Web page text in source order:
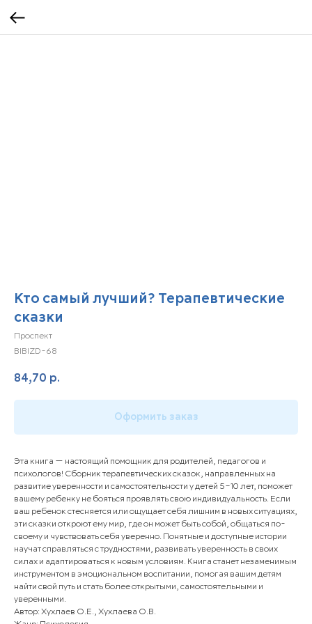
Кто самый лучший? Терапевтические
сказки
Проспект
BIBIZD-68
84,70 р.
Оформить заказ
Эта книга — настоящий помощник для родителей, педагогов и
психологов! Сборник терапевтических сказок, направленных на
развитие уверенности и самостоятельности у детей 5–10 лет, поможет
вашему ребенку не бояться проявлять свою индивидуальность. Если
ваш ребенок стесняется или ощущает себя лишним в новых ситуациях,
эти сказки откроют ему мир, где он может быть собой, общаться по-
своему и чувствовать себя уверенно. Понятные и доступные истории
научат справляться с трудностями, развивать уверенность в своих
силах и адаптироваться к новым условиям. Книга станет незаменимым
инструментом в эмоциональном воспитании, помогая вашим детям
найти свой путь и стать более открытыми, самостоятельными и
уверенными.
Автор: Хухлаев О.Е., Хухлаева О.В.